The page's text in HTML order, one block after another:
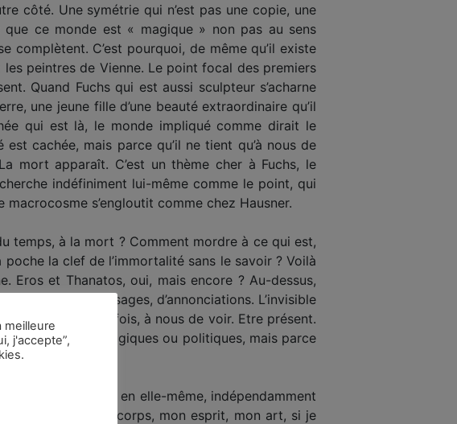
côté. Une symétrie qui n’est pas une copie, une
que ce monde est « magique » non pas au sens
complètent. C’est pourquoi, de même qu’il existe
peintres de Vienne. Le point focal des premiers
Quand Fuchs qui est aussi sculpteur s’acharne
une jeune fille d’une beauté extraordinaire qu’il
qui est là, le monde impliqué comme dirait le
cachée, mais parce qu’il ne tient qu’à nous de
mort apparaît. C’est un thème cher à Fuchs, le
indéfiniment lui-même comme le point, qui
s’engloutit comme chez Hausner.
temps, à la mort ? Comment mordre à ce qui est,
la clef de l’immortalité sans le savoir ? Voilà
Eros et Thanatos, oui, mais encore ? Au-dessus,
de messages, d’annonciations. L’invisible
Encore une fois, à nous de voir. Etre présent.
psychologiques ou politiques, mais parce
est. Elle existe en elle-même, indépendamment
univers, mon corps, mon esprit, mon art, si je
meilleure
j'accepte”,